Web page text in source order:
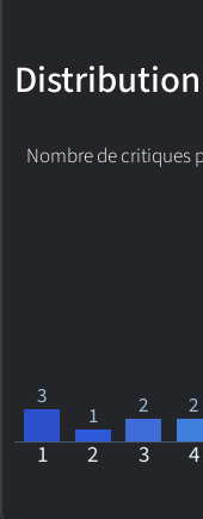
Nombre de critiques
3
1 2 2
1 2 3 4